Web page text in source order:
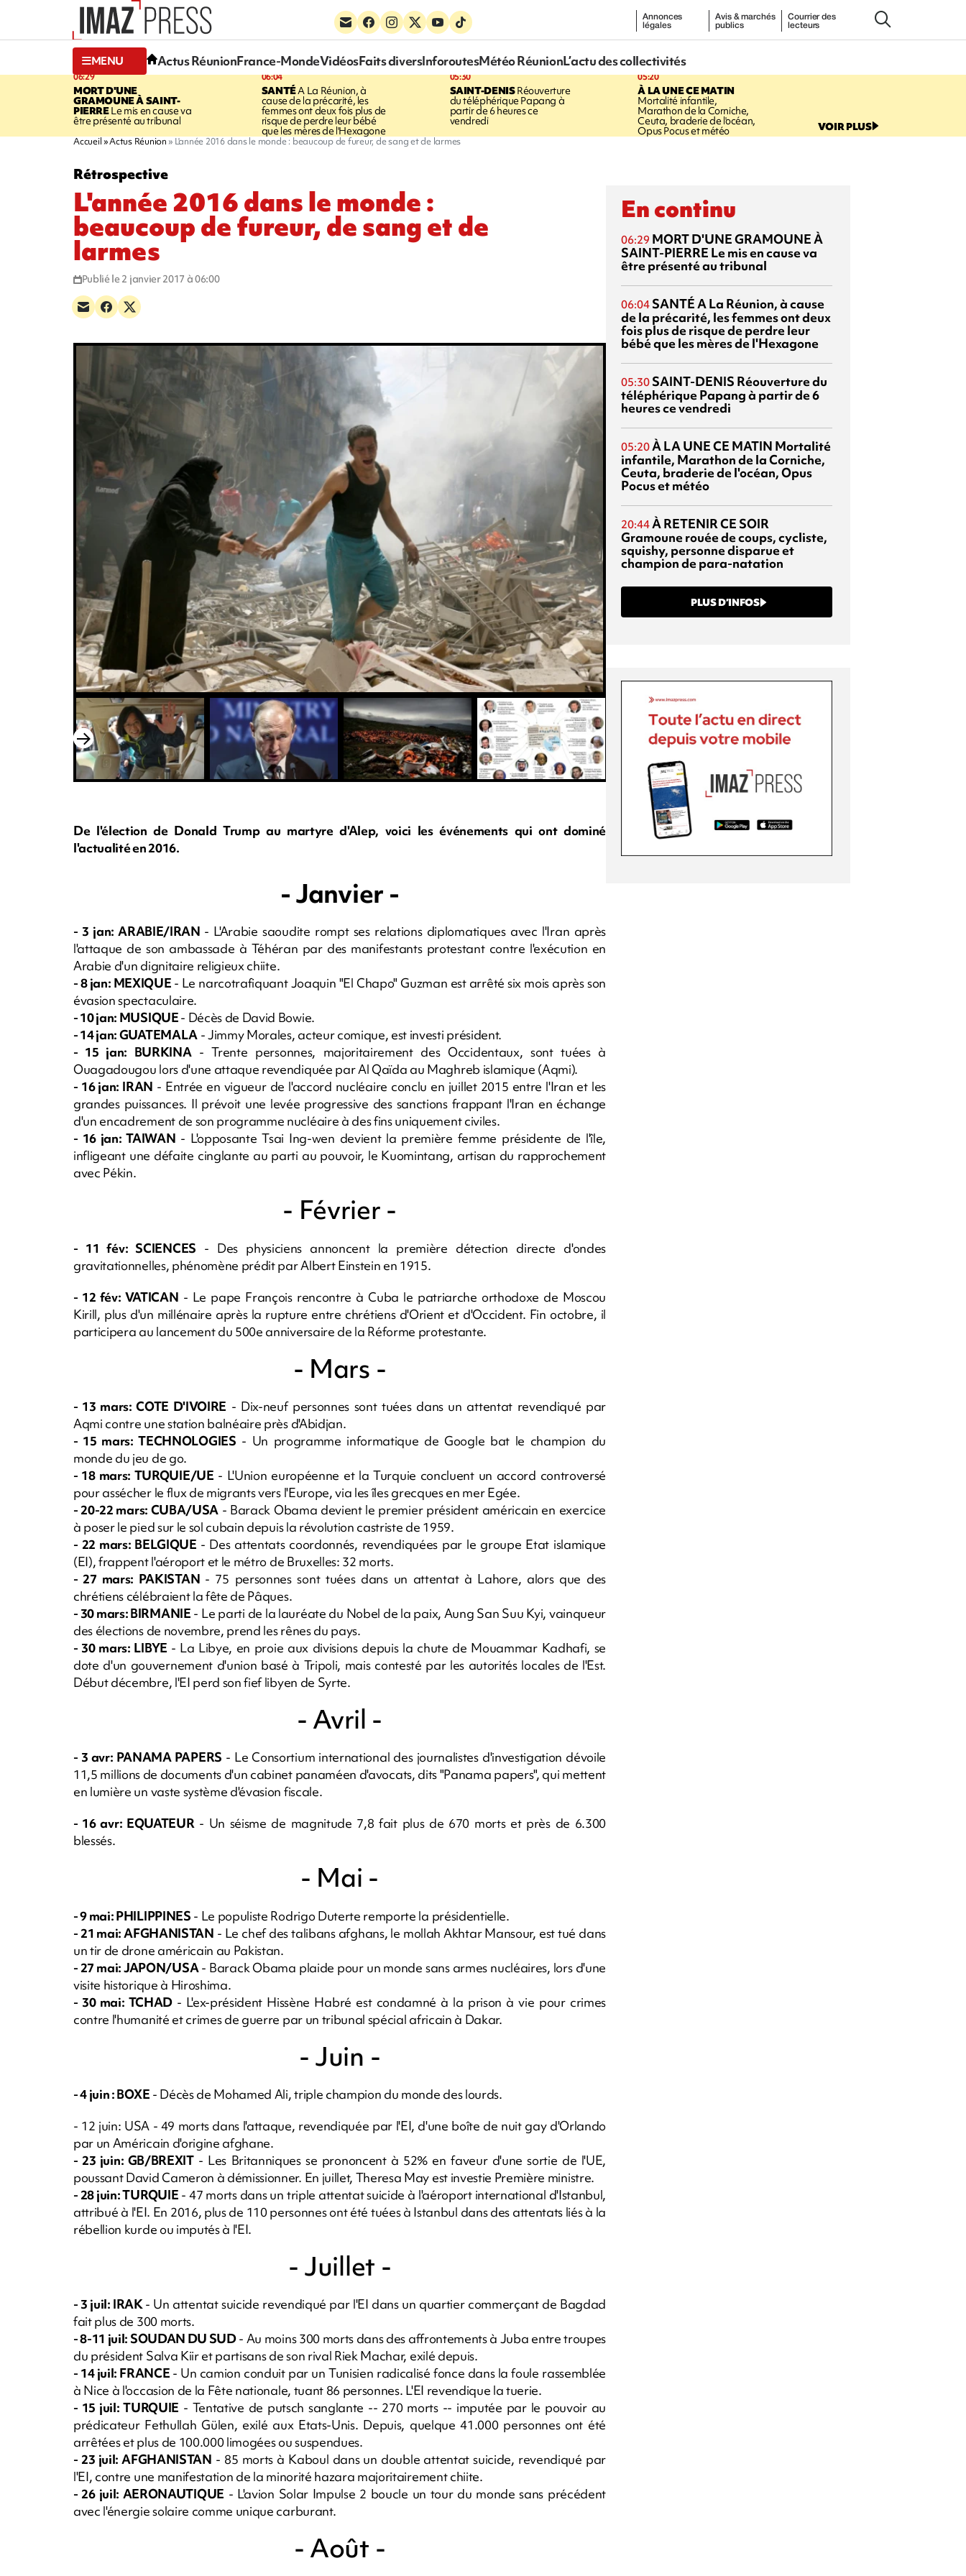
Annonces
légales
Avis & marchés
publics
Courrier des
lecteurs
MENU Actus RéunionFrance-MondeVidéosFaits diversInforoutesMétéo RéunionL’actu des collectivités
06:29
MORT D'UNE
GRAMOUNE À SAINT-
PIERRELe mis en cause va
être présenté au tribunal
06:04
SANTÉA La Réunion, à
cause de la précarité, les
femmes ont deux fois plus de
risque de perdre leur bébé
que les mères de l'Hexagone
05:30
SAINT-DENISRéouverture
du téléphérique Papang à
partir de 6 heures ce
vendredi
05:20
À LA UNE CE MATIN
Mortalité infantile,
Marathon de la Corniche,
Ceuta, braderie de l'océan,
Opus Pocus et météo VOIR PLUS
Accueil Actus Réunion L'année 2016 dans le monde : beaucoup de fureur, de sang et de larmes
Rétrospective
L'année 2016 dans le monde :
beaucoup de fureur, de sang et de
larmes
Publié le 2 janvier 2017 à 06:00
De l'élection de Donald Trump au martyre d'Alep, voici les événements qui ont dominé
l'actualité en 2016.
- Janvier -
- 3 jan: ARABIE/IRAN - L'Arabie saoudite rompt ses relations diplomatiques avec l'Iran après
l'attaque de son ambassade à Téhéran par des manifestants protestant contre l'exécution en
Arabie d'un dignitaire religieux chiite.
- 8 jan: MEXIQUE - Le narcotrafiquant Joaquin "El Chapo" Guzman est arrêté six mois après son
évasion spectaculaire.
- 10 jan: MUSIQUE- Décès de David Bowie.
- 14 jan: GUATEMALA- Jimmy Morales, acteur comique, est investi président.
- 15 jan: BURKINA- Trente personnes, majoritairement des Occidentaux, sont tuées à
Ouagadougou lors d'une attaque revendiquée par Al Qaïda au Maghreb islamique (Aqmi).
- 16 jan: IRAN - Entrée en vigueur de l'accord nucléaire conclu en juillet 2015 entre l'Iran et les
grandes puissances. Il prévoit une levée progressive des sanctions frappant l'Iran en échange
d'un encadrement de son programme nucléaire à des fins uniquement civiles.
- 16 jan: TAIWAN - L'opposante Tsai Ing-wen devient la première femme présidente de l'île,
infligeant une défaite cinglante au parti au pouvoir, le Kuomintang, artisan du rapprochement
avec Pékin.
- Février -
- 11 fév: SCIENCES - Des physiciens annoncent la première détection directe d'ondes
gravitationnelles, phénomène prédit par Albert Einstein en 1915.
- 12 fév: VATICAN - Le pape François rencontre à Cuba le patriarche orthodoxe de Moscou
Kirill, plus d'un millénaire après la rupture entre chrétiens d'Orient et d'Occident. Fin octobre, il
participera au lancement du 500e anniversaire de la Réforme protestante.
- Mars -
- 13 mars: COTE D'IVOIRE - Dix-neuf personnes sont tuées dans un attentat revendiqué par
Aqmi contre une station balnéaire près d'Abidjan.
- 15 mars: TECHNOLOGIES - Un programme informatique de Google bat le champion du
monde du jeu de go.
- 18 mars: TURQUIE/UE - L'Union européenne et la Turquie concluent un accord controversé
pour assécher le flux de migrants vers l'Europe, via les îles grecques en mer Egée.
- 20-22 mars: CUBA/USA - Barack Obama devient le premier président américain en exercice
à poser le pied sur le sol cubain depuis la révolution castriste de 1959.
- 22 mars: BELGIQUE - Des attentats coordonnés, revendiquées par le groupe Etat islamique
(EI), frappent l'aéroport et le métro de Bruxelles: 32 morts.
- 27 mars: PAKISTAN - 75 personnes sont tuées dans un attentat à Lahore, alors que des
chrétiens célébraient la fête de Pâques.
- 30 mars: BIRMANIE - Le parti de la lauréate du Nobel de la paix, Aung San Suu Kyi, vainqueur
des élections de novembre, prend les rênes du pays.
- 30 mars: LIBYE - La Libye, en proie aux divisions depuis la chute de Mouammar Kadhafi, se
dote d'un gouvernement d'union basé à Tripoli, mais contesté par les autorités locales de l'Est.
Début décembre, l'EI perd son fief libyen de Syrte.
- Avril -
- 3 avr: PANAMA PAPERS - Le Consortium international des journalistes d'investigation dévoile
11,5 millions de documents d'un cabinet panaméen d'avocats, dits "Panama papers", qui mettent
en lumière un vaste système d'évasion fiscale.
- 16 avr: EQUATEUR- Un séisme de magnitude 7,8 fait plus de 670 morts et près de 6.300
blessés.
- Mai -
- 9 mai: PHILIPPINES - Le populiste Rodrigo Duterte remporte la présidentielle.
- 21 mai: AFGHANISTAN - Le chef des talibans afghans, le mollah Akhtar Mansour, est tué dans
un tir de drone américain au Pakistan.
- 27 mai: JAPON/USA- Barack Obama plaide pour un monde sans armes nucléaires, lors d'une
visite historique à Hiroshima.
- 30 mai: TCHAD - L'ex-président Hissène Habré est condamné à la prison à vie pour crimes
contre l'humanité et crimes de guerre par un tribunal spécial africain à Dakar.
- Juin -
- 4 juin : BOXE - Décès de Mohamed Ali, triple champion du monde des lourds.
- 12 juin: USA - 49 morts dans l'attaque, revendiquée par l'EI, d'une boîte de nuit gay d'Orlando
par un Américain d'origine afghane.
- 23 juin: GB/BREXIT- Les Britanniques se prononcent à 52% en faveur d'une sortie de l'UE,
poussant David Cameron à démissionner. En juillet, Theresa May est investie Première ministre.
- 28 juin: TURQUIE - 47 morts dans un triple attentat suicide à l'aéroport international d'Istanbul,
attribué à l'EI. En 2016, plus de 110 personnes ont été tuées à Istanbul dans des attentats liés à la
rébellion kurde ou imputés à l'EI.
- Juillet -
- 3 juil: IRAK- Un attentat suicide revendiqué par l'EI dans un quartier commerçant de Bagdad
fait plus de 300 morts.
- 8-11 juil: SOUDAN DU SUD- Au moins 300 morts dans des affrontements à Juba entre troupes
du président Salva Kiir et partisans de son rival Riek Machar, exilé depuis.
- 14 juil: FRANCE - Un camion conduit par un Tunisien radicalisé fonce dans la foule rassemblée
à Nice à l'occasion de la Fête nationale, tuant 86 personnes. L'EI revendique la tuerie.
- 15 juil: TURQUIE - Tentative de putsch sanglante -- 270 morts -- imputée par le pouvoir au
prédicateur Fethullah Gülen, exilé aux Etats-Unis. Depuis, quelque 41.000 personnes ont été
arrêtées et plus de 100.000 limogées ou suspendues.
- 23 juil: AFGHANISTAN - 85 morts à Kaboul dans un double attentat suicide, revendiqué par
l'EI, contre une manifestation de la minorité hazara majoritairement chiite.
- 26 juil: AERONAUTIQUE - L'avion Solar Impulse 2 boucle un tour du monde sans précédent
avec l'énergie solaire comme unique carburant.
- Août -
En continu
06:29 MORT D'UNE GRAMOUNE À
SAINT-PIERRE Le mis en cause va
être présenté au tribunal
06:04 SANTÉA La Réunion, à cause
de la précarité, les femmes ont deux
fois plus de risque de perdre leur
bébé que les mères de l'Hexagone
05:30 SAINT-DENIS Réouverture du
téléphérique Papang à partir de 6
heures ce vendredi
05:20À LA UNE CE MATIN Mortalité
infantile, Marathon de la Corniche,
Ceuta, braderie de l'océan, Opus
Pocus et météo
20:44À RETENIR CE SOIR
Gramoune rouée de coups, cycliste,
squishy, personne disparue et
champion de para-natation
PLUS D’INFOS